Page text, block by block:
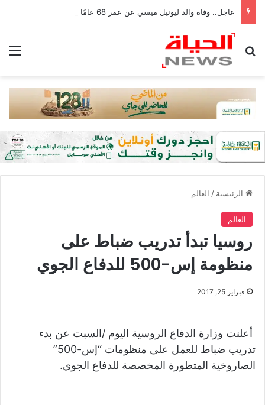
عاجل.. وفاة والد ليونيل ميسي عن عمر 68 عامًا في الأرجنتين
بحث عن
الرئيسية / العالم
العالم
روسيا تبدأ تدريب ضباط على
منظومة إس-500 للدفاع الجوي
فبراير 25, 2017
أعلنت وزارة الدفاع الروسية اليوم /السبت عن بدء
تدريب ضباط للعمل على منظومات “إس-500”
الصاروخية المتطورة المخصصة للدفاع الجوي.